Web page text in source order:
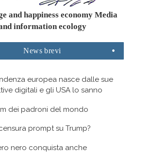
and happiness economy Media
information ecology
News brevi
europea nasce dalle sue
digitali e gli USA lo sanno
dei padroni del mondo
prompt su Trump?
nero conquista anche